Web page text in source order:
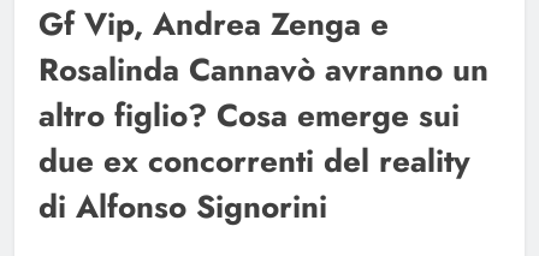
Gf Vip, Andrea Zenga e
Rosalinda Cannavò avranno un
altro figlio? Cosa emerge sui
due ex concorrenti del reality
di Alfonso Signorini